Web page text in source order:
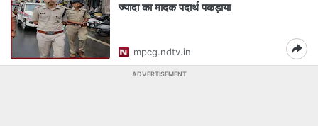
ज्यादा का मादक पदार्थ पकड़ाया
mpcg.ndtv.in
ADVERTISEMENT